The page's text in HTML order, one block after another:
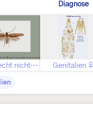
Diagnose
Geschlecht nicht bestimmt Genitalien ♀